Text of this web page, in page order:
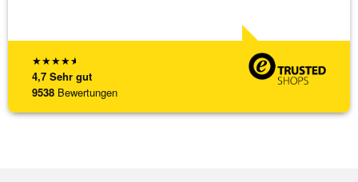
★★★★★
4,7 Sehr gut
9538 Bewertungen